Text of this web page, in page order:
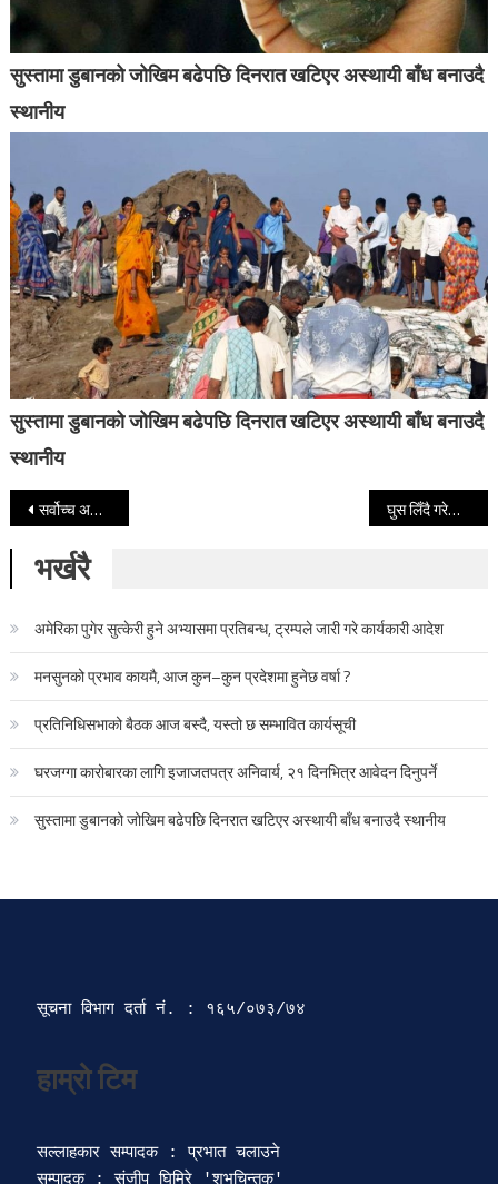
सुस्तामा डुबानको जोखिम बढेपछि दिनरात खटिएर अस्थायी बाँध बनाउदै
स्थानीय
सुस्तामा डुबानको जोखिम बढेपछि दिनरात खटिएर अस्थायी बाँध बनाउदै
स्थानीय
Post navigation
सर्वोच्च अदालतमा प्रधानमन्त्री ओलीविरुद्ध अवाज्ञा मुद्दा दायर घुस लिँदै गरेका वन अधिकृत रङ्गेहात पक्राउ
भर्खरै
अमेरिका पुगेर सुत्केरी हुने अभ्यासमा प्रतिबन्ध, ट्रम्पले जारी गरे कार्यकारी आदेश
मनसुनको प्रभाव कायमै, आज कुन–कुन प्रदेशमा हुनेछ वर्षा ?
प्रतिनिधिसभाको बैठक आज बस्दै, यस्तो छ सम्भावित कार्यसूची
घरजग्गा कारोबारका लागि इजाजतपत्र अनिवार्य, २१ दिनभित्र आवेदन दिनुपर्ने
सुस्तामा डुबानको जोखिम बढेपछि दिनरात खटिएर अस्थायी बाँध बनाउदै स्थानीय
सूचना विभाग दर्ता‍ नं. : १६५/०७३/७४
हाम्रो टिम
सल्लाहकार सम्पादक : प्रभात चलाउने
सम्पादक : संजीप घिमिरे 'शुभचिन्तक'